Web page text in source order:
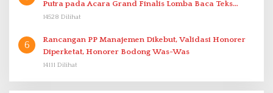
Putra pada Acara Grand Finalis Lomba Baca Teks
Proklamasi Mirip Bung Karno di Bali
14528 Dilihat
6
Rancangan PP Manajemen Dikebut, Validasi Honorer
Diperketat, Honorer Bodong Was-Was
14111 Dilihat